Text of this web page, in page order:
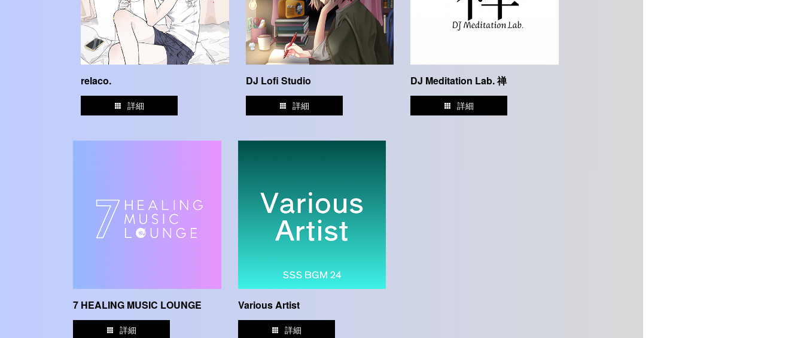
relaco.
詳細
DJ Lofi Studio
詳細
DJ Meditation Lab. 禅
詳細
7 HEALING MUSIC LOUNGE
詳細
Various Artist
詳細